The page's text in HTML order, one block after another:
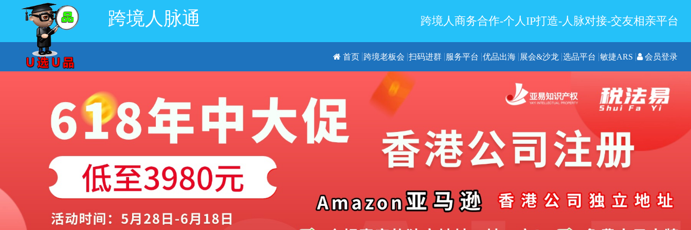
跨境人脉通 跨境人商务合作-个人IP打造-人脉对接-交友相亲平台
首页 跨境老板会 扫码进群 服务平台 优品出海 展会&沙龙 选品平台 敏捷ARS 会员登录